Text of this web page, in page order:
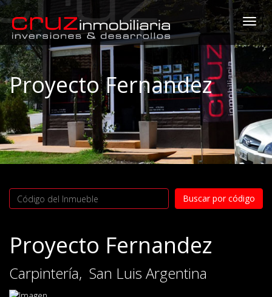
Proyecto Fernandez
Proyecto Fernandez
Carpintería, San Luis Argentina